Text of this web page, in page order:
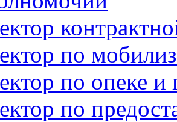
по
по опеке и
по